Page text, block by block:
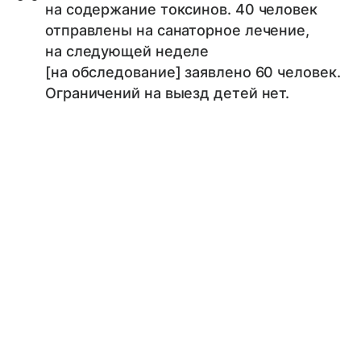
на содержание токсинов. 40 человек
отправлены на санаторное лечение,
на следующей неделе
[на обследование] заявлено 60 человек.
Ограничений на выезд детей нет.